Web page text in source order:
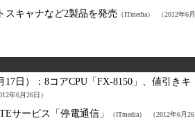
スキャナなど2製品を発売 （ITmedia） （2012年6月
日）： 8コアCPU「FX-8150」、値引きキ
年6月26日）
サービス「停電通信」 （ITmedia） （2012年6月26